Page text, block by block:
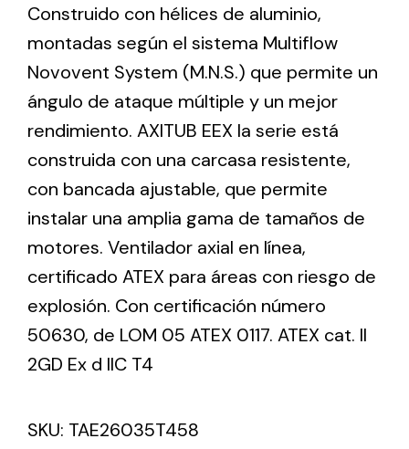
Ventilation
The incorporation of Novovent into the group
meant a greater offer of ventilation products for
different uses
Iluminación Solar
Variedad de soluciones solares para todo tipo
de necesidades.
Construido con hélices de aluminio,
montadas según el sistema Multiflow
Novovent System (M.N.S.) que permite un
ángulo de ataque múltiple y un mejor
rendimiento. AXITUB EEX la serie está
construida con una carcasa resistente,
con bancada ajustable, que permite
instalar una amplia gama de tamaños de
motores. Ventilador axial en línea,
certificado ATEX para áreas con riesgo de
explosión. Con certificación número
50630, de LOM 05 ATEX 0117. ATEX cat. II
2GD Ex d IIC T4
SKU: TAE26035T458